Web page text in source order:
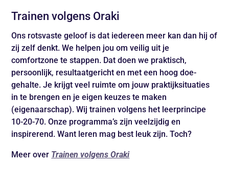
Trainen volgens Oraki
Ons rotsvaste geloof is dat iedereen meer kan dan hij of
zij zelf denkt. We helpen jou om veilig uit je
comfortzone te stappen. Dat doen we praktisch,
persoonlijk, resultaatgericht en met een hoog doe-
gehalte. Je krijgt veel ruimte om jouw praktijksituaties
in te brengen en je eigen keuzes te maken
(eigenaarschap). Wij trainen volgens het leerprincipe
10-20-70. Onze programma’s zijn veelzijdig en
inspirerend. Want leren mag best leuk zijn. Toch?
Meer over Trainen volgens Oraki